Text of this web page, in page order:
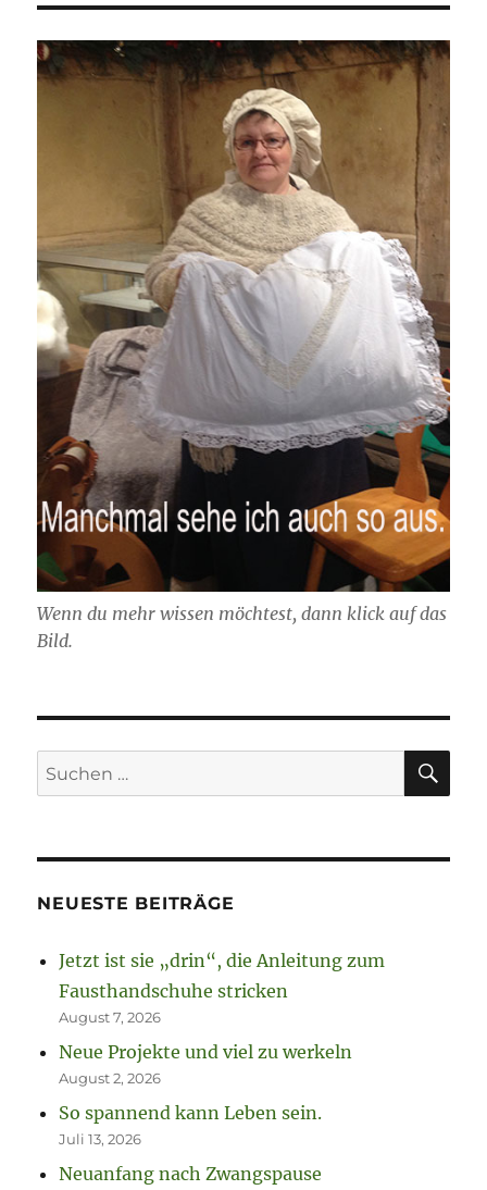
Wenn du mehr wissen möchtest, dann klick auf das
Bild.
Suchen
nach:
NEUESTE BEITRÄGE
Jetzt ist sie „drin“, die Anleitung zum
Fausthandschuhe stricken
August 7, 2026
Neue Projekte und viel zu werkeln
August 2, 2026
So spannend kann Leben sein.
Juli 13, 2026
Neuanfang nach Zwangspause